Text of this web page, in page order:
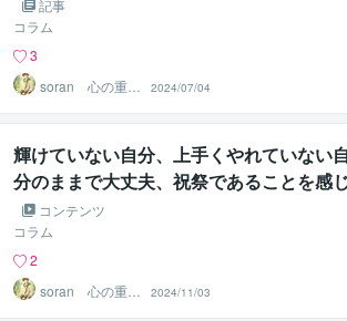
記事
コラム
3
soran 心の重荷
を下ろせるヒー
リング
2024/07/04
輝けていない自分、上手くやれていない自
分のままで大丈夫、祝祭であることを感
られない幻覚、幻術が解ける遠隔法術ヒー
リング
コンテンツ
コラム
2
soran 心の重荷
を下ろせるヒー
リング
2024/11/03